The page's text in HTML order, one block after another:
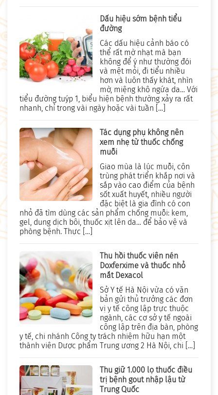
Dấu hiệu sớm bệnh tiểu
đường
Các dấu hiệu cảnh báo có
thể rất mờ nhạt mà bạn
không để ý như thường đói
và mệt mỏi, đi tiểu nhiều
hơn và luôn thấy khát, nhìn
mờ, miệng khô ngứa da… Với
tiểu đường tuýp 1, biểu hiện bệnh thường xảy ra rất
nhanh, chỉ trong vài ngày hoặc vài tuần […]
Tác dụng phụ không nên
xem nhẹ từ thuốc chống
muỗi
Giao mùa là lúc muỗi, côn
trùng phát triển khắp nơi và
sắp vào cao điểm của bệnh
sốt xuất huyết, nhiều người
đặc biệt là gia đình có con
nhỏ đã tìm dùng các sản phẩm chống muỗi: kem,
gel, dung dịch bôi, thuốc xịt lên da… để bảo vệ và
phòng bệnh. Thực […]
Thu hồi thuốc viên nén
Doxferxime và thuốc nhỏ
mắt Dexacol
Sở Y tế Hà Nội vừa có văn
bản gửi thủ trưởng các đơn
vị y tế công lập trực thuộc
ngành, các cơ sở y tế ngoài
công lập trên địa bàn, phòng
y tế, chi nhánh Công ty trách nhiệm hữu hạn một
thành viên Dược phẩm Trung ương 2 Hà Nội, chi […]
Thu giữ 1.000 lọ thuốc điều
trị bệnh gout nhập lậu từ
Trung Quốc